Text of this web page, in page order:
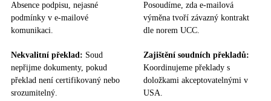
Absence podpisu, nejasné
podmínky v e-mailové
komunikaci.
Posoudíme, zda e-mailová
výměna tvoří závazný kontrakt
dle norem UCC.
Nekvalitní překlad: Soud
nepřijme dokumenty, pokud
překlad není certifikovaný nebo
srozumitelný.
Zajištění soudních překladů:
Koordinujeme překlady s
doložkami akceptovatelnými v
USA.